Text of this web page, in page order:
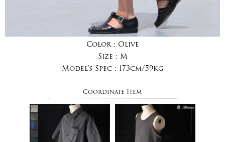
Color : Olive
Size : M
Model's Spec : 173cm/59kg
Coordinate Item